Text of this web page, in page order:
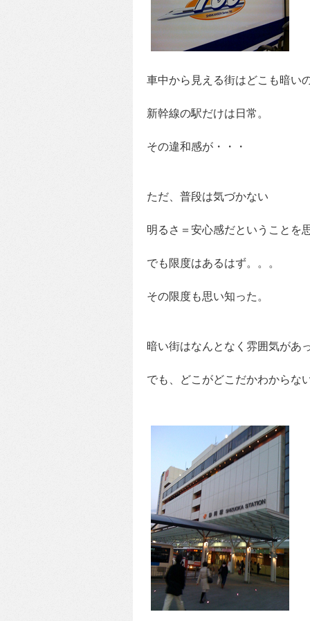
車中から見える街はどこも暗いの
新幹線の駅だけは日常。
その違和感が・・・
ただ、普段は気づかない
明るさ＝安心感だということを
でも限度はあるはず。。。
その限度も思い知った。
暗い街はなんとなく雰囲気があ
でも、どこがどこだかわからな